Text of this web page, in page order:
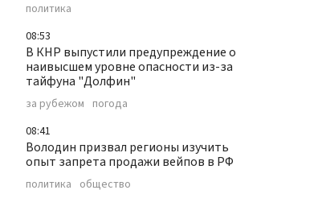
политика
08:53
В КНР выпустили предупреждение о
наивысшем уровне опасности из-за
тайфуна "Долфин"
за рубежом погода
08:41
Володин призвал регионы изучить
опыт запрета продажи вейпов в РФ
политика общество